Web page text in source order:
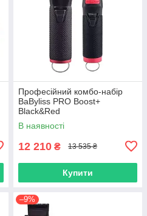
Професійний комбо-набір
BaByliss PRO Boost+
Black&Red
(FX8700RBPE+FX7870RBPE)
В наявності
12 210 ₴ 13 535 ₴
Купити
–9%